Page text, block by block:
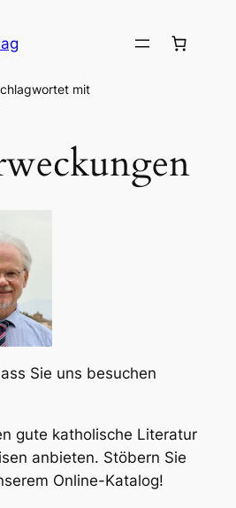
mit
Sie uns besuchen
gute katholische Literatur
anbieten. Stöbern Sie
Online-Katalog!